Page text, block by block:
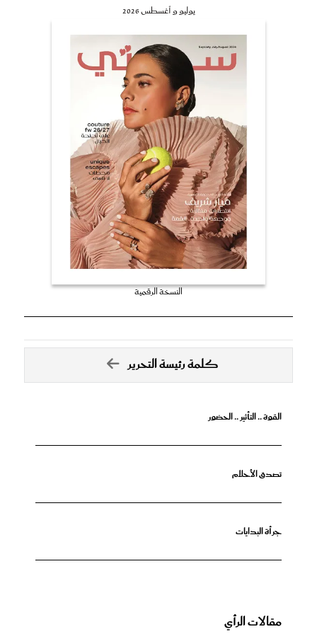
يوليو و أغسطس 2026
النسخة الرقمية
كلمة رئيسة التحرير
القوة .. التأثير .. الحضور
تصدق الأحلام
جرأة البدايات
مقالات الرأي